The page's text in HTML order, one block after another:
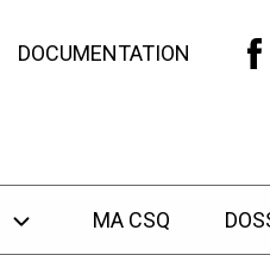
DOCUMENTATION
MA CSQ